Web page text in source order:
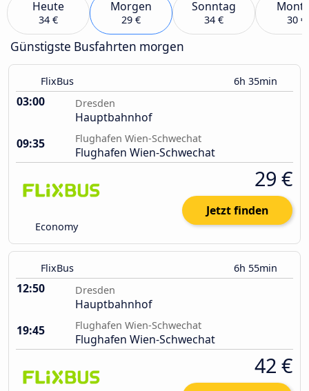
Heute
34 €
Morgen
29 €
Sonntag
34 € 30 €
Günstigste Busfahrten morgen
FlixBus 6h 35min
03:00 Dresden
Hauptbahnhof
09:35
Flughafen Wien-Schwechat
Flughafen Wien-Schwechat
Economy
29 €
Jetzt finden
FlixBus 6h 55min
12:50 Dresden
Hauptbahnhof
19:45
Flughafen Wien-Schwechat
Flughafen Wien-Schwechat
42 €